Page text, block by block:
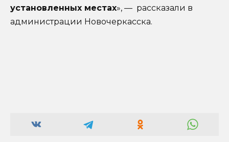
установленных местах», — рассказали в
администрации Новочеркасска.